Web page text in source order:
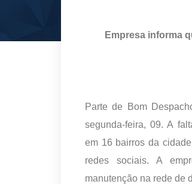
Empresa informa
Parte de Bom
segunda-feira, 09. A
em 16 bairros da
redes sociais. A
manutenção na rede de